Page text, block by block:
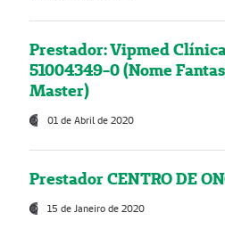
Prestador: Vipmed
51004349-0 (Nome
Master)
01 de Abril de 2020
Prestador CENTRO DE
15 de Janeiro de 2020